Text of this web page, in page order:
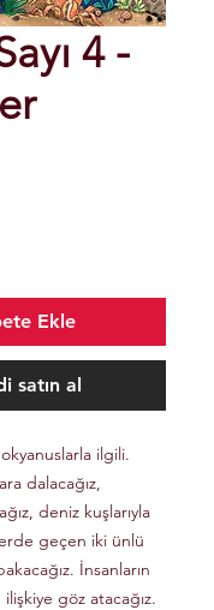
4 -
Ekle
satın al
ilgili.
dalacağız,
deniz kuşlarıyla
geçen iki ünlü
İnsanların
göz atacağız.